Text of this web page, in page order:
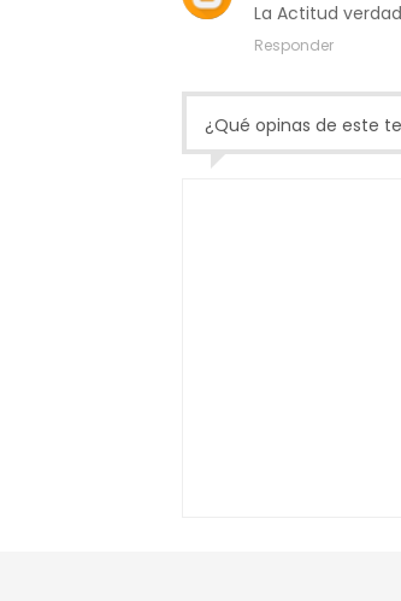
La Actitud
Responder
¿Qué opinas de este